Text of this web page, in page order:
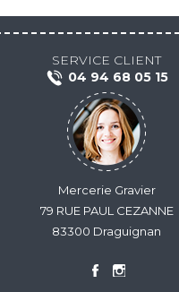
SERVICE CLIENT
04 94 68 05 15
Mercerie Gravier
79 RUE PAUL CEZANNE
83300 Draguignan